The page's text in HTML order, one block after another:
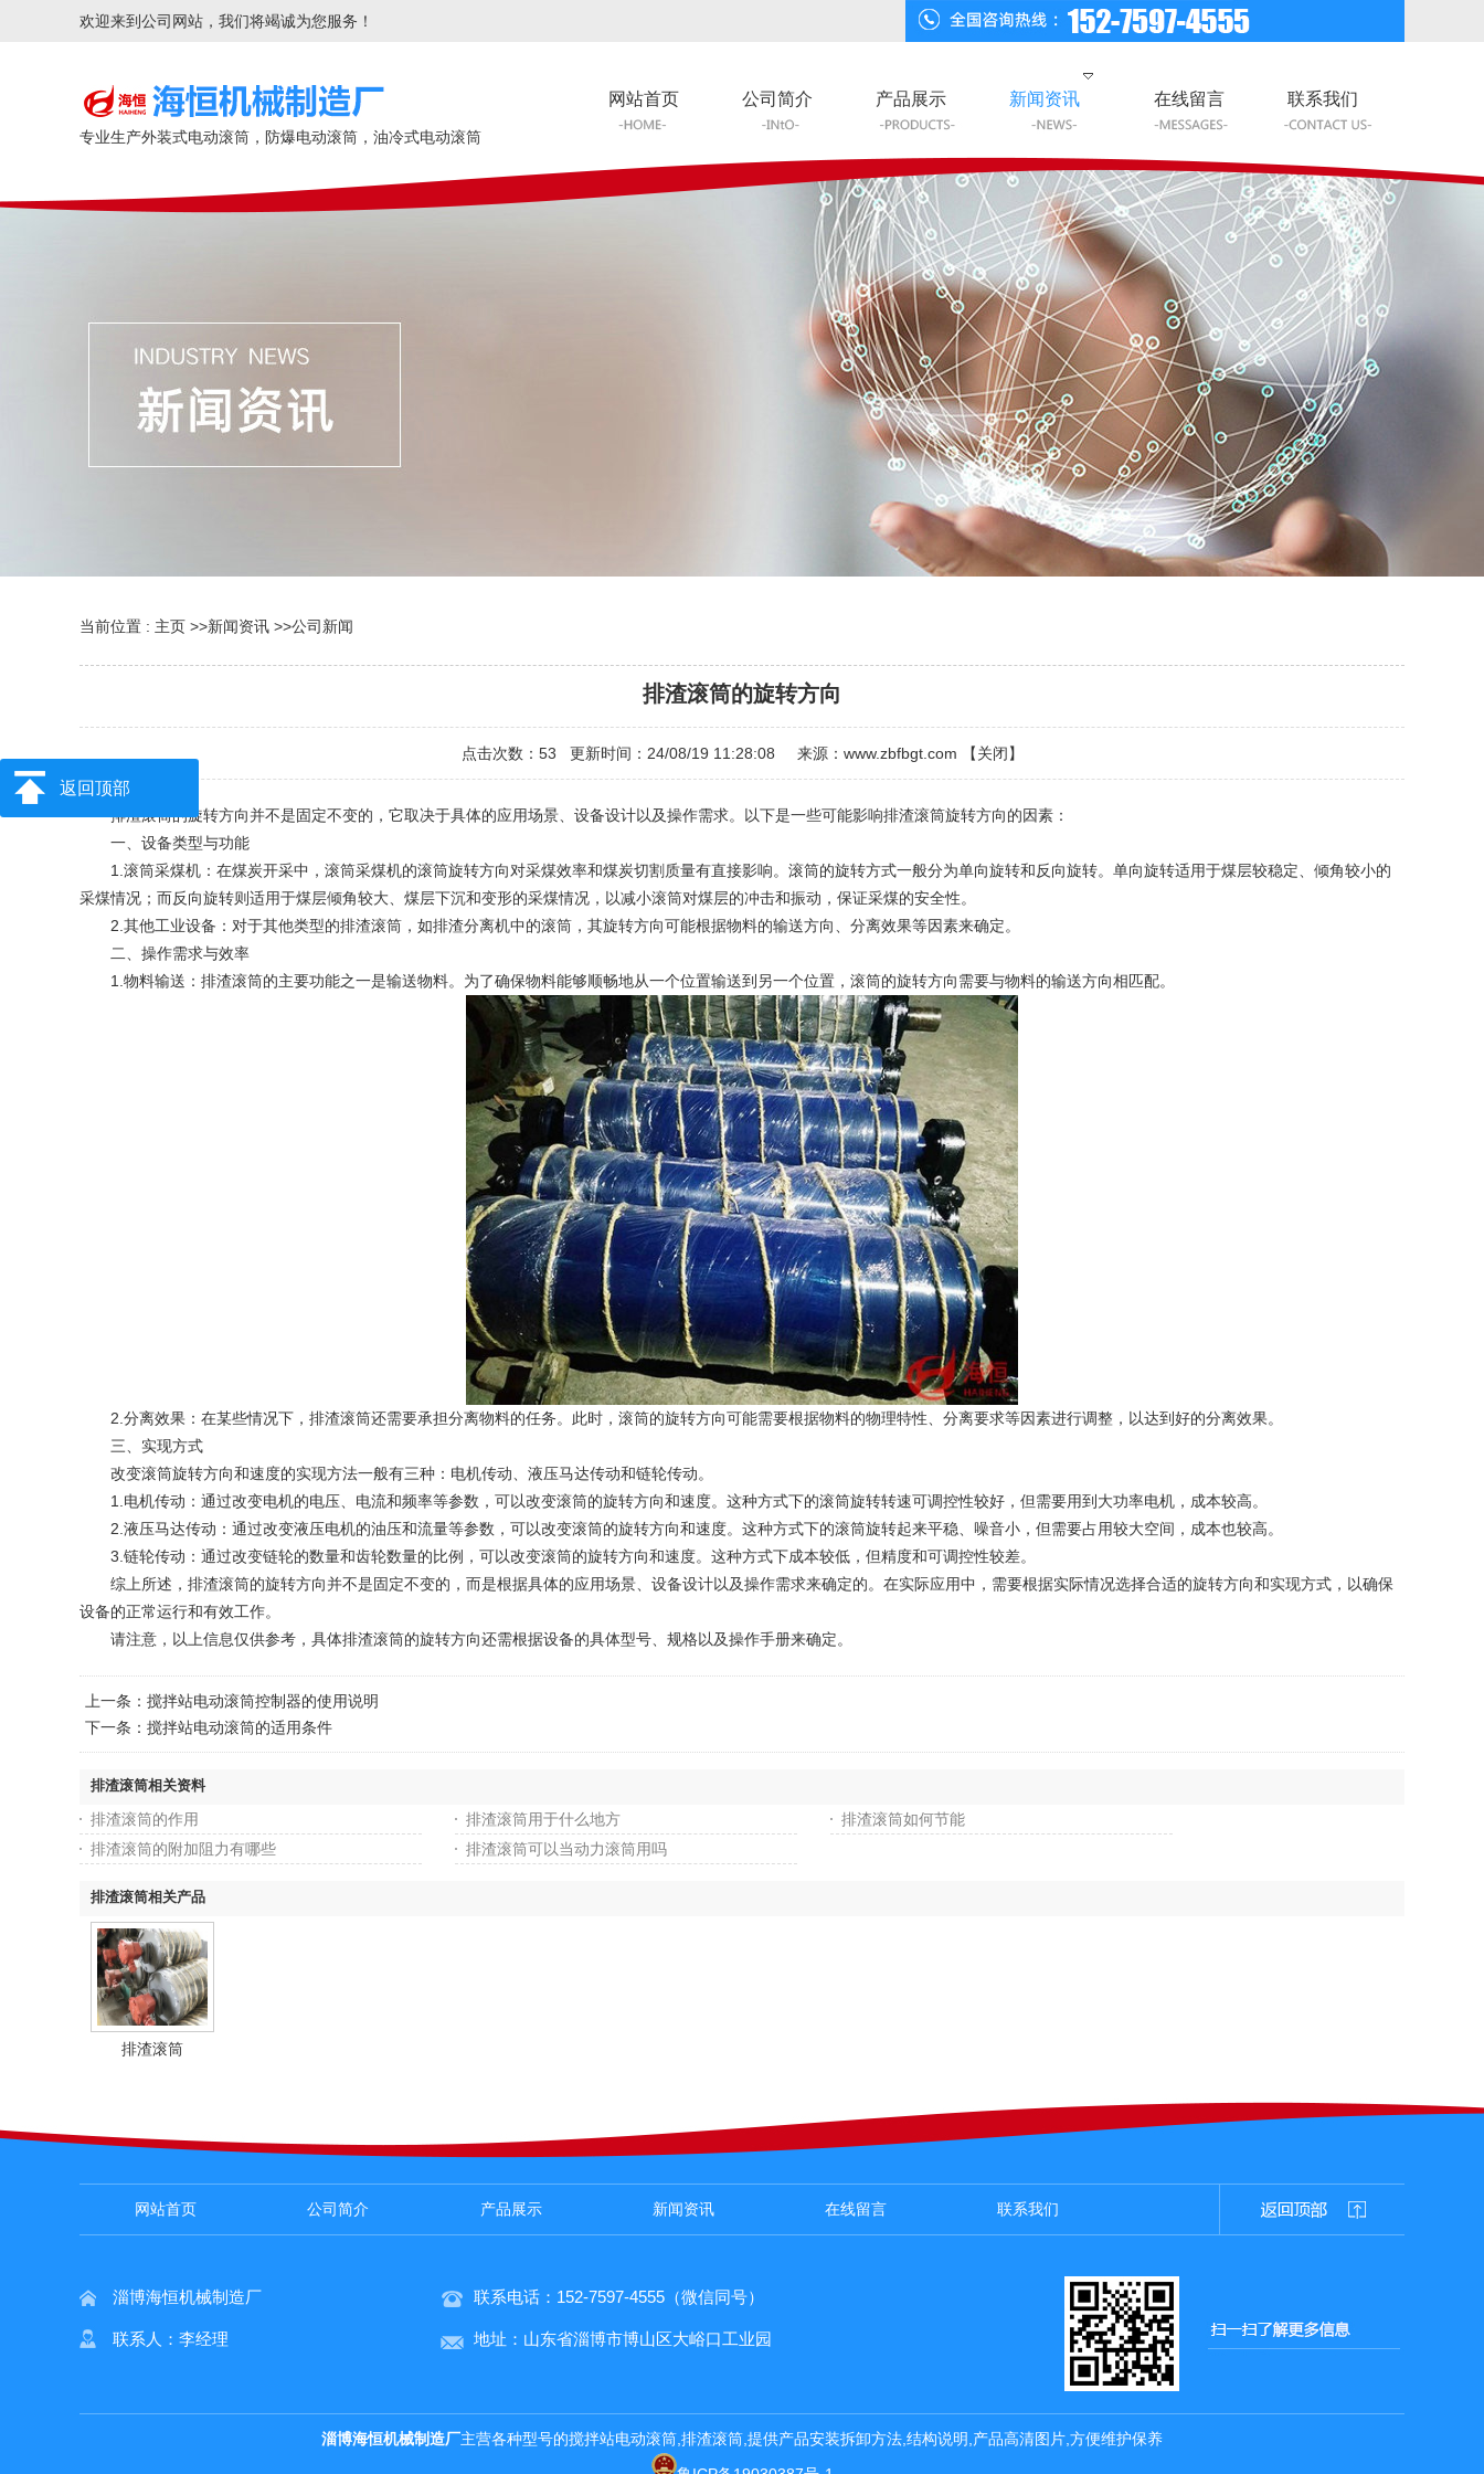
欢迎来到公司网站，我们将竭诚为您服务！
专业生产外装式电动滚筒，防爆电动滚筒，油冷式电动滚筒
网站首页 公司简介 产品展示 新闻资讯 在线留言 联系我们
当前位置 : 主页 >>新闻资讯 >>公司新闻
排渣滚筒的旋转方向
点击次数： 53 更新时间：24/08/19 11:28:08 来源： www.zbfbgt.com 【关闭】
排渣滚筒的旋转方向并不是固定不变的，它取决于具体的应用场景、设备设计以及操作需求。以下是一些可能影响排渣滚筒旋转方向的因素：
一、设备类型与功能
1.滚筒采煤机：在煤炭开采中，滚筒采煤机的滚筒旋转方向对采煤效率和煤炭切割质量有直接影响。滚筒的旋转方式一般分为单向旋转和反向旋转。单向旋转适用于煤层较稳定、倾角较小的
采煤情况；而反向旋转则适用于煤层倾角较大、煤层下沉和变形的采煤情况，以减小滚筒对煤层的冲击和振动，保证采煤的安全性。
2.其他工业设备：对于其他类型的排渣滚筒，如排渣分离机中的滚筒，其旋转方向可能根据物料的输送方向、分离效果等因素来确定。
二、操作需求与效率
1.物料输送：排渣滚筒的主要功能之一是输送物料。为了确保物料能够顺畅地从一个位置输送到另一个位置，滚筒的旋转方向需要与物料的输送方向相匹配。
2.分离效果：在某些情况下，排渣滚筒还需要承担分离物料的任务。此时，滚筒的旋转方向可能需要根据物料的物理特性、分离要求等因素进行调整，以达到好的分离效果。
三、实现方式
改变滚筒旋转方向和速度的实现方法一般有三种：电机传动、液压马达传动和链轮传动。
1.电机传动：通过改变电机的电压、电流和频率等参数，可以改变滚筒的旋转方向和速度。这种方式下的滚筒旋转转速可调控性较好，但需要用到大功率电机，成本较高。
2.液压马达传动：通过改变液压电机的油压和流量等参数，可以改变滚筒的旋转方向和速度。这种方式下的滚筒旋转起来平稳、噪音小，但需要占用较大空间，成本也较高。
3.链轮传动：通过改变链轮的数量和齿轮数量的比例，可以改变滚筒的旋转方向和速度。这种方式下成本较低，但精度和可调控性较差。
综上所述，排渣滚筒的旋转方向并不是固定不变的，而是根据具体的应用场景、设备设计以及操作需求来确定的。在实际应用中，需要根据实际情况选择合适的旋转方向和实现方式，以确保
设备的正常运行和有效工作。
请注意，以上信息仅供参考，具体排渣滚筒的旋转方向还需根据设备的具体型号、规格以及操作手册来确定。
上一条： 搅拌站电动滚筒控制器的使用说明
下一条： 搅拌站电动滚筒的适用条件
排渣滚筒相关资料
排渣滚筒的作用 排渣滚筒用于什么地方
排渣滚筒如何节能
排渣滚筒的附加阻力有哪些
排渣滚筒可以当动力滚筒用吗
排渣滚筒相关产品
排渣滚筒
网站首页 公司简介 产品展示 新闻资讯 在线留言 联系我们
淄博海恒机械制造厂
联系人：李经理
联系电话：152-7597-4555（微信同号）
地址：山东省淄博市博山区大峪口工业园
淄博海恒机械制造厂主营各种型号的搅拌站电动滚筒,排渣滚筒,提供产品安装拆卸方法,结构说明,产品高清图片,方便维护保养
返回顶部